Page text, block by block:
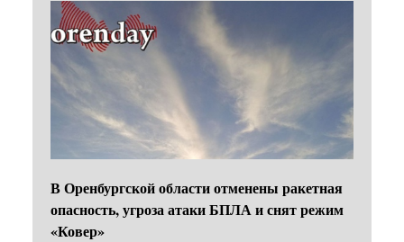
В Оренбургской области отменены ракетная
опасность, угроза атаки БПЛА и снят режим
«Ковер»